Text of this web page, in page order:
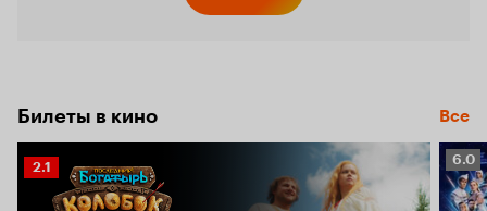
Билеты в кино Все
Рейтинг
Кинопоиска
2.1
6.0
6.0